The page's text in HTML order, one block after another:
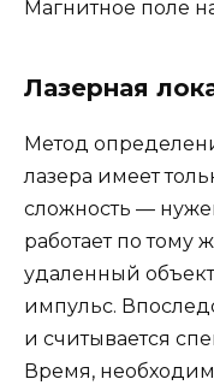
Магнитное поле
Лазерная
Метод
лазера имеет
сложность —
работает по тому
удаленный
импульс.
и считывается
Время,